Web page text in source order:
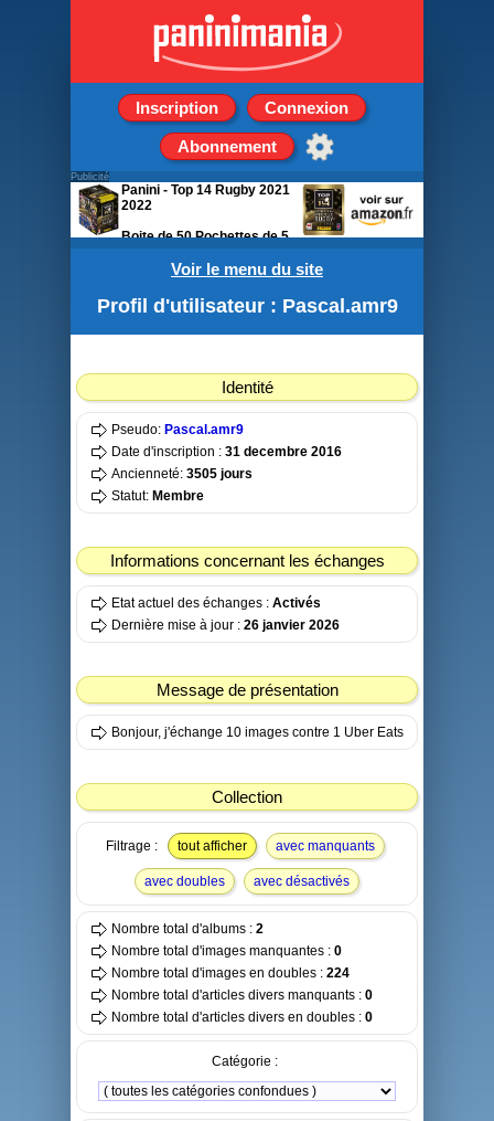
Inscription Connexion
Abonnement
Voir le menu du site
Profil d'utilisateur : Pascal.amr9
Identité
Pseudo: Pascal.amr9
Date d'inscription : 31 decembre 2016
Ancienneté: 3505 jours
Statut: Membre
Informations concernant les échanges
Etat actuel des échanges : Activés
Dernière mise à jour : 26 janvier 2026
Message de présentation
Bonjour, j'échange 10 images contre 1 Uber Eats
Collection
Filtrage : tout afficher avec manquants
avec doubles avec désactivés
Nombre total d'albums : 2
Nombre total d'images manquantes : 0
Nombre total d'images en doubles : 224
Nombre total d'articles divers manquants : 0
Nombre total d'articles divers en doubles : 0
Catégorie :
Publicité
Panini - Top 14 Rugby 2021
2022
Boite de 50 Pochettes de 5
stickers